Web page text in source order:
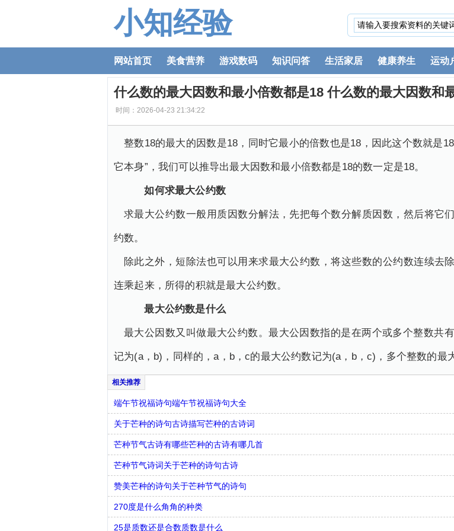
小知经验
网站首页 美食营养 游戏数码 知识问答 生活家居 健康养生 运动
什么数的最大因数和最小倍数都是18 什么数的最大因数和
时间：2026-04-23 21:34:22
整数18的最大的因数是18，同时它最小的倍数也是18，因此这个数就是
它本身”，我们可以推导出最大因数和最小倍数都是18的数一定是18。
如何求最大公约数
求最大公约数一般用质因数分解法，先把每个数分解质因数，然后将它
约数。
除此之外，短除法也可以用来求最大公约数，将这些数的公约数连续去
连乘起来，所得的积就是最大公约数。
最大公约数是什么
最大公因数又叫做最大公约数。最大公因数指的是在两个或多个整数共
记为(a，b)，同样的，a，b，c的最大公约数记为(a，b，c)，多个整数的最
端午节祝福诗句端午节祝福诗句大全
关于芒种的诗句古诗描写芒种的古诗词
芒种节气古诗有哪些芒种的古诗有哪几首
芒种节气诗词关于芒种的诗句古诗
赞美芒种的诗句关于芒种节气的诗句
270度是什么角角的种类
25是质数还是合数质数是什么